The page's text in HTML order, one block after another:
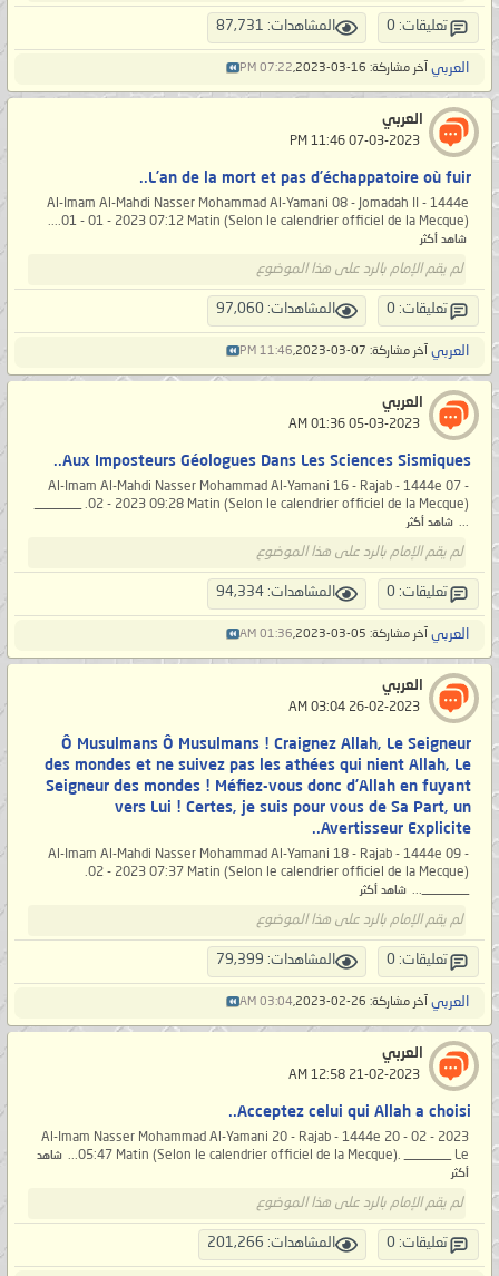
تعليقات: 0 المشاهدات: 87,731
العربي آخر مشاركة: 16-03-2023, 07:22 PM
العربي
L’an de la mort et pas d’échappatoire où fuir..
Al-Imam Al-Mahdi Nasser Mohammad Al-Yamani 08 - Jomadah II - 1444e
01 - 01 - 2023 07:12 Matin (Selon le calendrier officiel de la Mecque)....
شاهد أكثر
لم يقم الإمام بالرد على هذا الموضوع
تعليقات: 0 المشاهدات: 97,060
العربي آخر مشاركة: 07-03-2023, 11:46 PM
العربي
Aux Imposteurs Géologues Dans Les Sciences Sismiques..
Al-Imam Al-Mahdi Nasser Mohammad Al-Yamani 16 - Rajab - 1444e 07 -
02 - 2023 09:28 Matin (Selon le calendrier officiel de la Mecque). _______
... شاهد أكثر
لم يقم الإمام بالرد على هذا الموضوع
تعليقات: 0 المشاهدات: 94,334
العربي آخر مشاركة: 05-03-2023, 01:36 AM
العربي
Ô Musulmans Ô Musulmans ! Craignez Allah, Le Seigneur
des mondes et ne suivez pas les athées qui nient Allah, Le
Seigneur des mondes ! Méfiez-vous donc d’Allah en fuyant
vers Lui ! Certes, je suis pour vous de Sa Part, un
Avertisseur Explicite..
Al-Imam Al-Mahdi Nasser Mohammad Al-Yamani 18 - Rajab - 1444e 09 -
02 - 2023 07:37 Matin (Selon le calendrier officiel de la Mecque).
_______... شاهد أكثر
لم يقم الإمام بالرد على هذا الموضوع
تعليقات: 0 المشاهدات: 79,399
العربي آخر مشاركة: 26-02-2023, 03:04 AM
العربي
Acceptez celui qui Allah a choisi..
Al-Imam Nasser Mohammad Al-Yamani 20 - Rajab - 1444e 20 - 02 - 2023
05:47 Matin (Selon le calendrier officiel de la Mecque). _______ Le...
شاهد
أكثر
لم يقم الإمام بالرد على هذا الموضوع
تعليقات: 0 المشاهدات: 201,266